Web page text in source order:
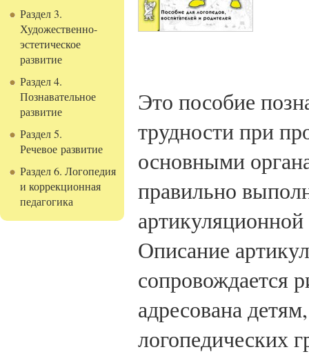
Раздел 3.
Художественно-
эстетическое
развитие
Раздел 4.
Познавательное
развитие
Раздел 5.
Речевое развитие
Раздел 6. Логопедия
и коррекционная
педагогика
Это пособие
трудности при
основными
правильно
Описание
сопровождается
адресована
логопедических